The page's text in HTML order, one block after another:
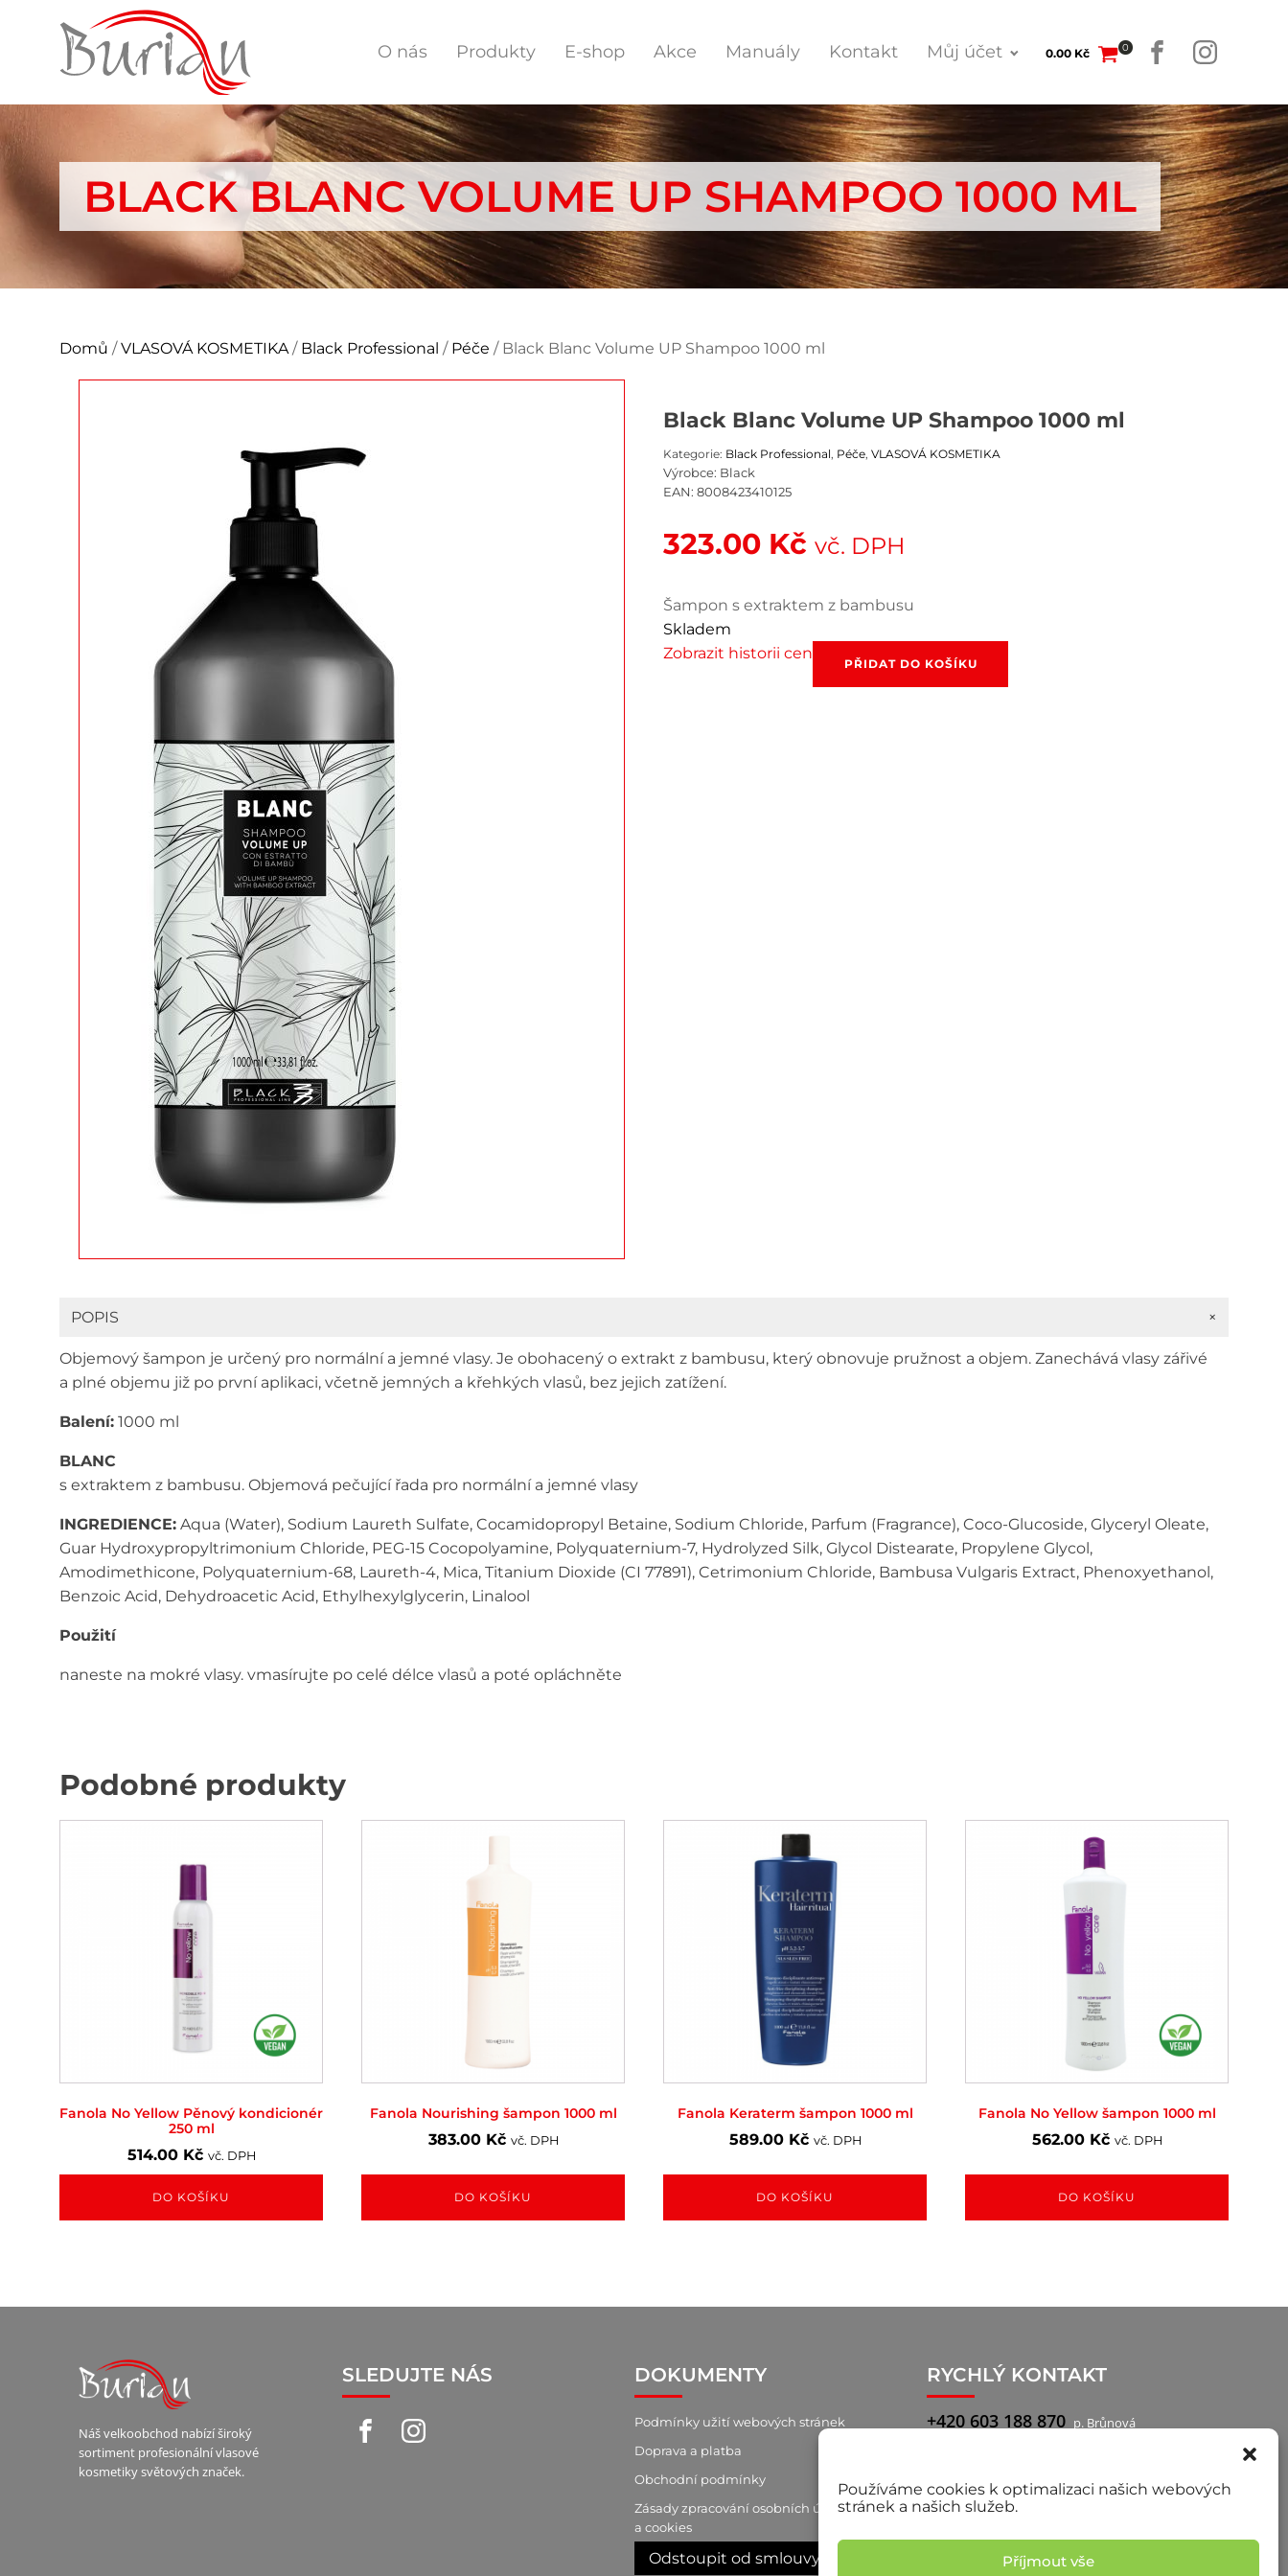
Používáme cookies k optimalizaci našich webových
stránek a našich služeb.
Příjmout vše
O nás Produkty E-shop Akce Manuály Kontakt Můj účet 0.00 Kč 0
BLACK BLANC VOLUME UP SHAMPOO 1000 ML
Domů /VLASOVÁ KOSMETIKA / Black Professional / Péče / Black Blanc Volume UP Shampoo 1000 ml
Black Blanc Volume UP Shampoo 1000 ml
Kategorie: Black Professional Péče VLASOVÁ KOSMETIKA
Výrobce: Black
EAN: 8008423410125
323.00 Kč vč. DPH
Šampon s extraktem z bambusu
Skladem
Zobrazit historii cen
PŘIDAT DO KOŠÍKU
POPIS +
Objemový šampon je určený pro normální a jemné vlasy. Je obohacený o extrakt z bambusu, který obnovuje pružnost a objem. Zanechává vlasy zářivé
a plné objemu již po první aplikaci, včetně jemných a křehkých vlasů, bez jejich zatížení.
Balení: 1000 ml
BLANC
s extraktem z bambusu. Objemová pečující řada pro normální a jemné vlasy
INGREDIENCE: Aqua (Water), Sodium Laureth Sulfate, Cocamidopropyl Betaine, Sodium Chloride, Parfum (Fragrance), Coco-Glucoside, Glyceryl Oleate,
Guar Hydroxypropyltrimonium Chloride, PEG-15 Cocopolyamine, Polyquaternium-7, Hydrolyzed Silk, Glycol Distearate, Propylene Glycol,
Amodimethicone, Polyquaternium-68, Laureth-4, Mica, Titanium Dioxide (CI 77891), Cetrimonium Chloride, Bambusa Vulgaris Extract, Phenoxyethanol,
Benzoic Acid, Dehydroacetic Acid, Ethylhexylglycerin, Linalool
Použití
naneste na mokré vlasy. vmasírujte po celé délce vlasů a poté opláchněte
Podobné produkty
Fanola No Yellow Pěnový kondicionér
250 ml
514.00 Kč vč. DPH
DO KOŠÍKU
Fanola Nourishing šampon 1000 ml
383.00 Kč vč. DPH
DO KOŠÍKU
Fanola Keraterm šampon 1000 ml
589.00 Kč vč. DPH
DO KOŠÍKU
Fanola No Yellow šampon 1000 ml
562.00 Kč vč. DPH
DO KOŠÍKU
Náš velkoobchod nabízí široký
sortiment profesionální vlasové
kosmetiky světových značek.
SLEDUJTE NÁS DOKUMENTY
Podmínky užití webových stránek
Doprava a platba
Obchodní podmínky
Zásady zpracování osobních údajů
a cookies
Odstoupit od smlouvy
RYCHLÝ KONTAKT
+420 603 188 870 p. Brůnová